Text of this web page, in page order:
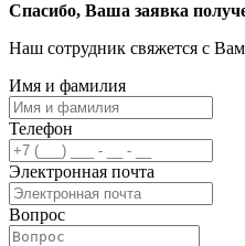
Спасибо, Ваша заявка
Наш сотрудник свяжется с
Имя и фамилия
Телефон
Электронная почта
Вопрос